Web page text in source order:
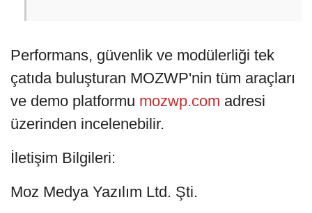
Performans, güvenlik ve modülerliği tek
çatıda buluşturan MOZWP'nin tüm araçları
ve demo platformu mozwp.com adresi
üzerinden incelenebilir.
İletişim Bilgileri:
Moz Medya Yazılım Ltd. Şti.